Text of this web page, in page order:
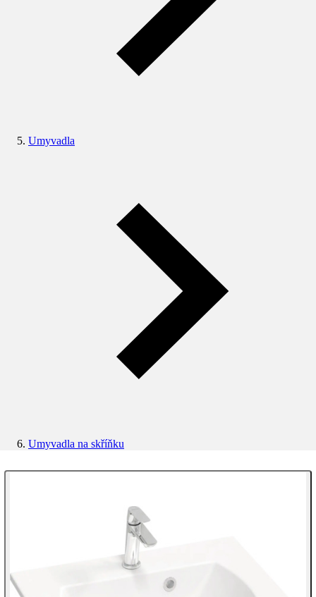
Umyvadla
Umyvadla na skříňku